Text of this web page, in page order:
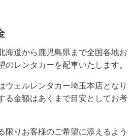
海道から鹿児島県まで全国各地お
のレンタカーを配車いたします。
ウェルレンタカー埼玉本店となり
る金額はあくまで目安としてお考
限りお客様のご希望に添えるよう